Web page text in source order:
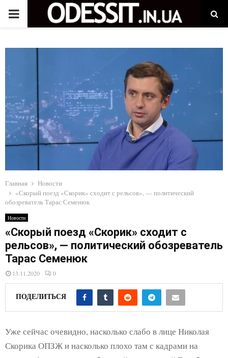
P
I
M
A
R
Y
M
E
N
U
Главная
Новости
«Скорый поезд «Скорик» сходит с рельсов», — политический
обозреватель Тарас Семенюк
Новости
«Скорый поезд «Скорик» сходит с
рельсов», — политический обозреватель
Тарас Семенюк
13.11.2020 0
ПОДЕЛИТЬСЯ
Уже сейчас очевидно, насколько слабо в лице Николая
Скорика ОПЗЖ и насколько плохо там с кадрами на